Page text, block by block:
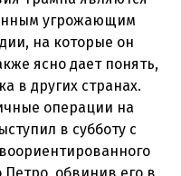
угрожающим
на которые он
ясно дает понять,
в других странах.
операции на
в субботу с